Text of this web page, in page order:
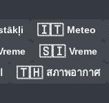
🇮🇹 Meteo
🇸🇮 Vreme
🇹🇭 สภาพอากาศ